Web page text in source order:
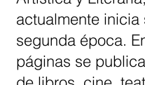
actualmente inicia
segunda época.
páginas se